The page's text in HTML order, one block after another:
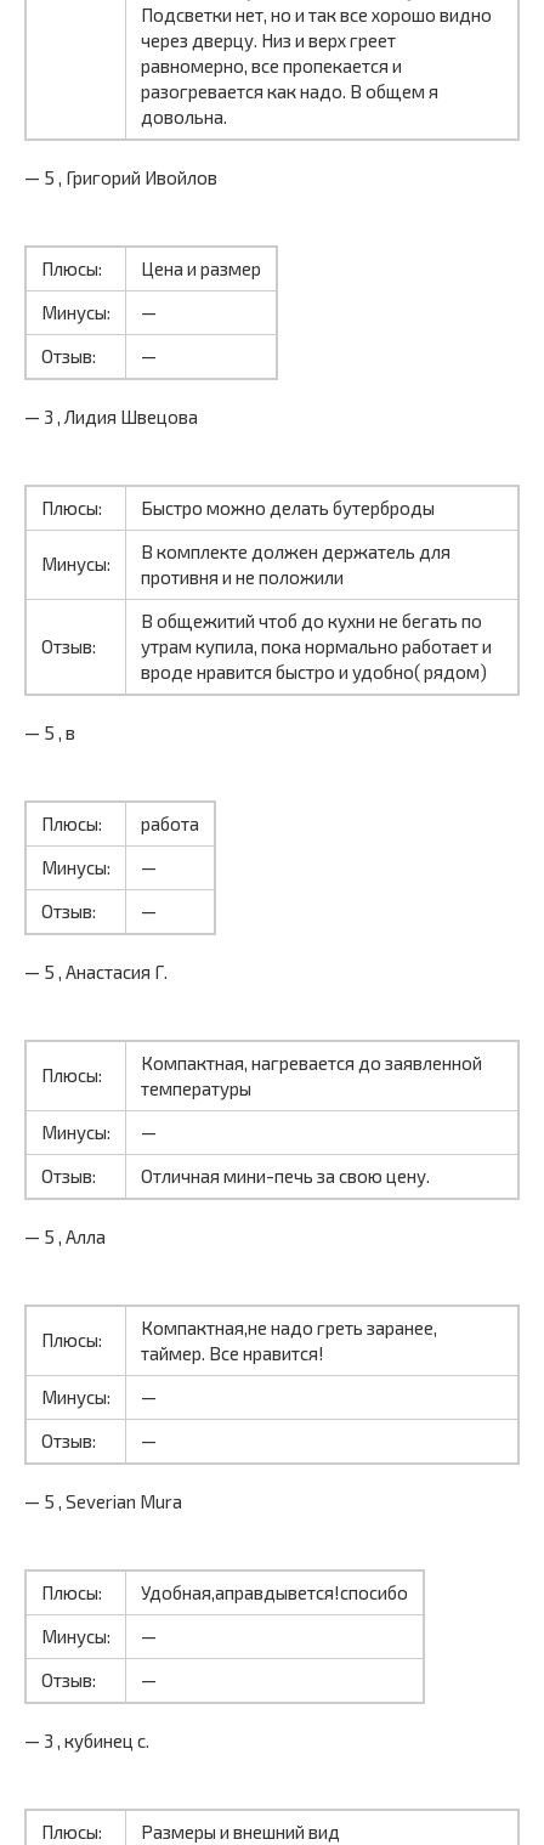
Подсветки нет, но и так все хорошо видно
через дверцу. Низ и верх греет
равномерно, все пропекается и
разогревается как надо. В общем я
довольна.
— 5 , Григорий Ивойлов
Плюсы:
Цена и размер
Минусы:
—
Отзыв:
—
— 3 , Лидия Швецова
Плюсы: Быстро можно делать бутерброды
Минусы:
В комплекте должен держатель для
противня и не положили
Отзыв:
В общежитий чтоб до кухни не бегать по
утрам купила, пока нормально работает и
вроде нравится быстро и удобно( рядом)
— 5 , в
Плюсы:
работа
Минусы:
—
Отзыв:
—
— 5 , Анастасия Г.
Плюсы:
Компактная, нагревается до заявленной
температуры
Минусы:
—
Отзыв:
Отличная мини-печь за свою цену.
— 5 , Алла
Плюсы:
Компактная,не надо греть заранее,
таймер. Все нравится!
Минусы:
—
Отзыв:
—
— 5 , Severian Mura
Плюсы:
Удобная,аправдывется!спосибо
Минусы:
—
Отзыв:
—
— 3 , кубинец с.
Плюсы: Размеры и внешний вид